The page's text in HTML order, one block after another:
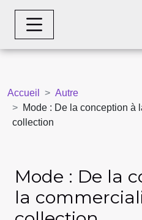
Accueil
Autre
Mode : De la conception à
collection
Mode : De la
la